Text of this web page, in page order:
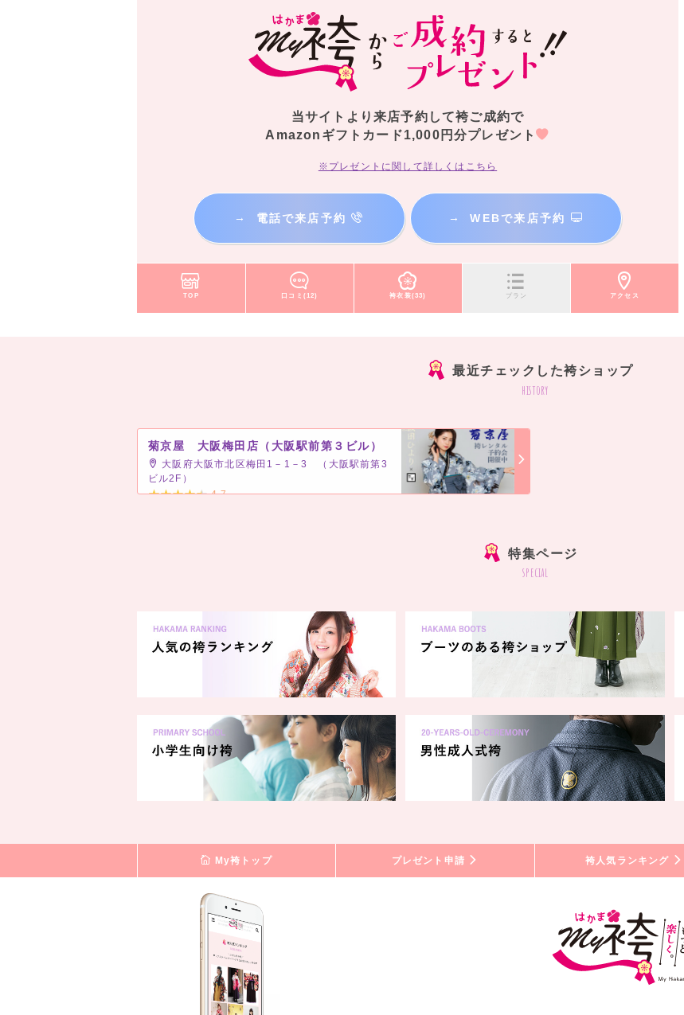
当サイトより来店予約して袴ご成約で
Amazonギフトカード1,000円分プレゼント
※プレゼントに関して詳しくはこちら
→ 電話で来店予約 → WEBで来店予約
TOP 口コミ(12) 袴衣装(33) プラン アクセス
最近チェックした袴ショップ
history
菊京屋 大阪梅田店（大阪駅前第３ビル）
大阪府大阪市北区梅田1－1－3 （大阪駅前第3
ビル2F）
4.7
特集ページ
special
My袴トップ プレゼント申請 袴人気ランキング